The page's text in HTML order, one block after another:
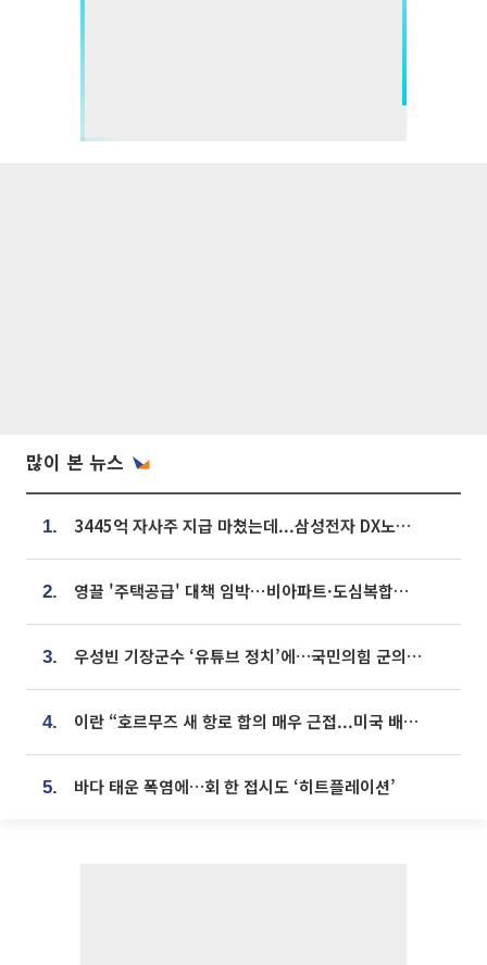
많이 본 뉴스
1. 3445억 자사주 지급 마쳤는데...삼성전자 DX노조, 뒤늦은 '떼쓰기 집회'
2. 영끌 '주택공급' 대책 임박⋯비아파트·도심복합까지 총동원
3. 우성빈 기장군수 ‘유튜브 정치’에…국민의힘 군의원들 집단 반발
4. 이란 “호르무즈 새 항로 합의 매우 근접...미국 배상 먼저”
5. 바다 태운 폭염에…회 한 접시도 ‘히트플레이션’